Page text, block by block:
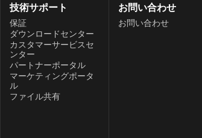
技術サポート
保証
ダウンロードセンター
カスタマーサービスセ
ンター
パートナーポータル
マーケティングポータ
ル
ファイル共有
お問い合わせ
お問い合わせ